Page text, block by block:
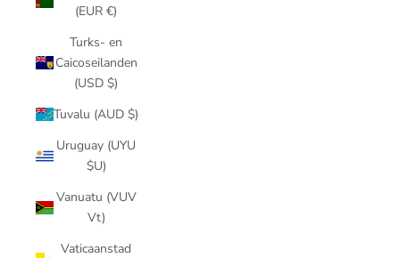
(EUR €)
Turks- en
Caicoseilanden
(USD $)
Tuvalu (AUD $)
Uruguay (UYU
$U)
Vanuatu (VUV
Vt)
Vaticaanstad